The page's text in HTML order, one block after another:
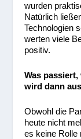
wurden
Natürlich
Technologien
werten viele
positiv.
Was
wird dann
Obwohl die
heute nicht
es keine Rolle